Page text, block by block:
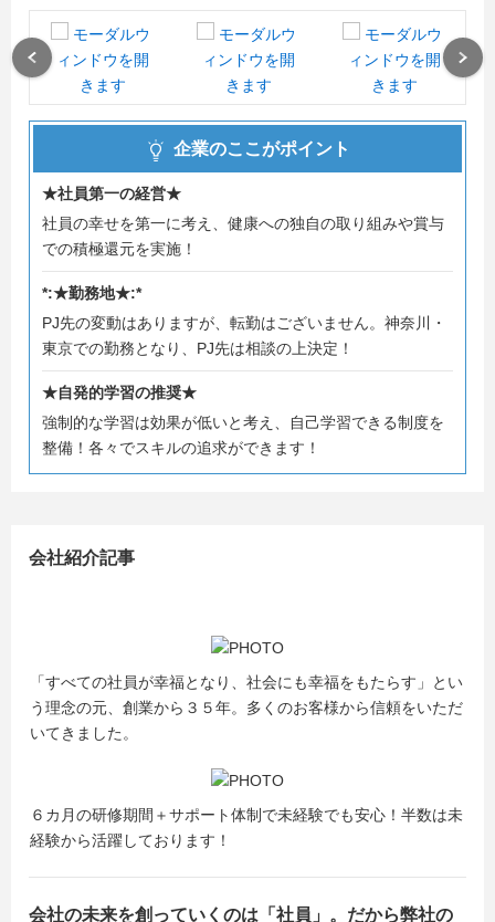
弊社では採用担当が１からサポートをしますので、安心し
てご参加ください！
皆さんにお会いできることを楽しみにしております！
に気をつけたいですね。
説明会もスーツではなく楽な服装でご参加ください！！
採用担当：鈴木
この度は当社をご覧いただきありがとうございます。
当社は、創業3５年になるIT企業です。
す。
主に企業向けWEBシステム構築を行なっています！
社内の半数以上が未経験からのスタートだったので
「転勤なしで横浜・東京で働きたい！」
「しっかり学んでから働きたい！」
こんな方にはピッタリです！
積極採用#転勤なし#資格取支援#神奈川＃横浜#内々定まで
最短2週間#SE
企業のここがポイント
★社員第一の経営★
社員の幸せを第一に考え、健康への独自の取り組みや賞与
での積極還元を実施！
*:★勤務地★:*
PJ先の変動はありますが、転勤はございません。神奈川・
東京での勤務となり、PJ先は相談の上決定！
★自発的学習の推奨★
強制的な学習は効果が低いと考え、自己学習できる制度を
整備！各々でスキルの追求ができます！
会社紹介記事
「すべての社員が幸福となり、社会にも幸福をもたらす」とい
う理念の元、創業から３５年。多くのお客様から信頼をいただ
いてきました。
６カ月の研修期間＋サポート体制で未経験でも安心！半数は未
経験から活躍しております！
会社の未来を創っていくのは「社員」。だから弊社の